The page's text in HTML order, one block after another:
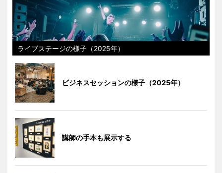
ライブステージの様子（2025年）
ビジネスセッションの様子（2025年）
講師の手本も展示する